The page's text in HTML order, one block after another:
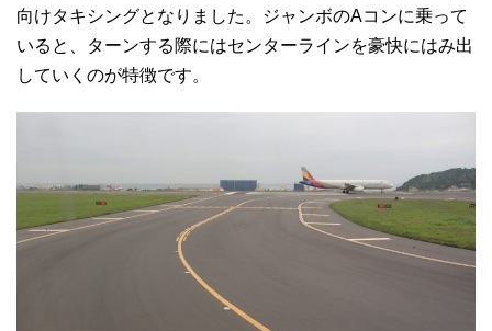
向けタキシングとなりました。ジャンボのAコンに乗って
いると、ターンする際にはセンターラインを豪快にはみ出
していくのが特徴です。